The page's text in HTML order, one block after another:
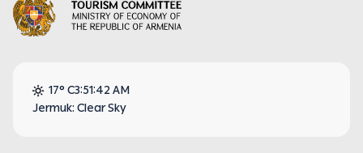
17° C3:51:43 AM
Jermuk: Clear Sky